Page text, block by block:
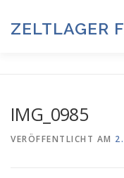
springen
ZELTLAGER
HISTORIE &
IMG_0985
VERÖFFENTLICHT AM